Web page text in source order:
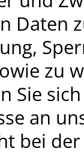
Daten
zu
Sie
an
bei